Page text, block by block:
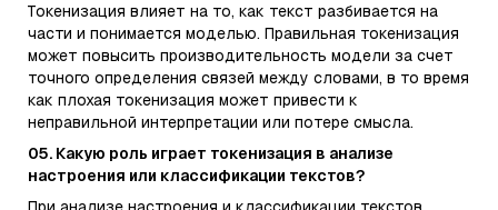
Токенизация влияет на то, как текст разбивается на
части и понимается моделью. Правильная токенизация
может повысить производительность модели за счет
точного определения связей между словами, в то время
как плохая токенизация может привести к
неправильной интерпретации или потере смысла.
05. Какую роль играет токенизация в анализе
настроения или классификации текстов?